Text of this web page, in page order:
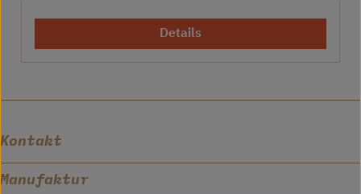
Details
Kontakt
Manufaktur